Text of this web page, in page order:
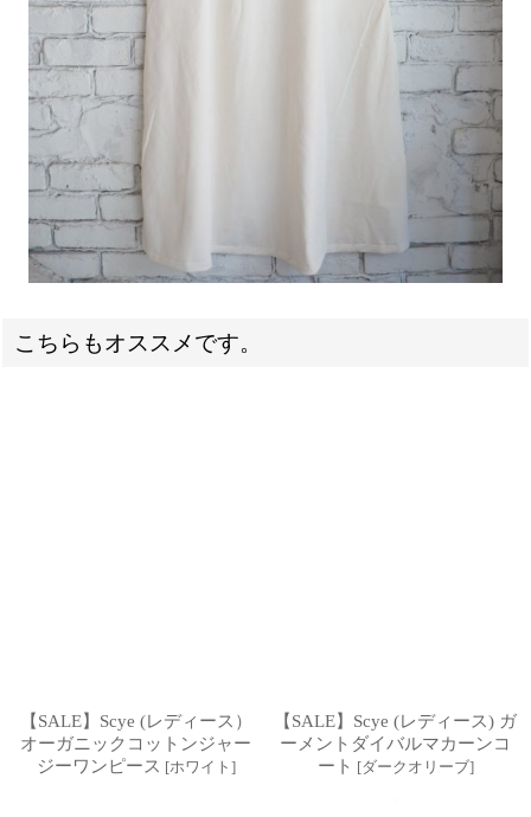
こちらもオススメです。
【SALE】Scye (レディース）
オーガニックコットンジャー
ジーワンピース [ホワイト ]
【SALE】Scye (レディース) ガ
ーメントダイバルマカーンコ
ート [ダークオリーブ]